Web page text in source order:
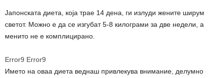
Јапонската диета, која трае 14 дена, ги излуди жените ширум
светот. Можно е да се изгубат 5-8 килограми за две недели, а
менито не е комплицирано.
Error9 Error9
Името на оваа диета веднаш привлекува внимание, делумно